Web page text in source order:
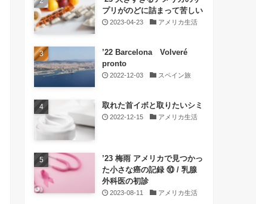
プリがのどに詰まって苦しい
2023-04-23 アメリカ生活
’22 Barcelona Volveré
pronto
2022-12-03 スペイン旅
取れた首イボと取りたいシミ
2022-12-15 アメリカ生活
’23 梅雨 アメリカで見つかっ
た小さな癌の記録 ⑩ / 乳腺
外科医の初診
2023-08-11 アメリカ生活